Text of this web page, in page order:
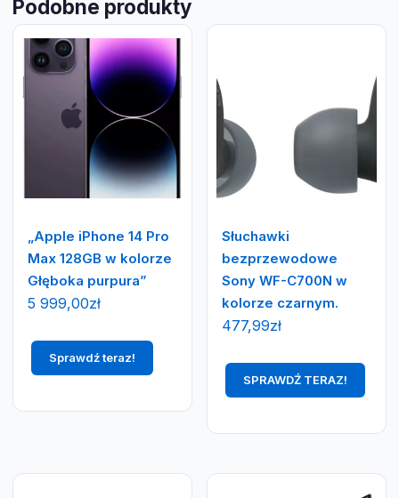
Podobne produkty
„Apple iPhone 14 Pro
Max 128GB w kolorze
Głęboka purpura”
5 999,00zł
Sprawdź teraz!
Słuchawki
bezprzewodowe
Sony WF-C700N w
kolorze czarnym.
477,99zł
SPRAWDŹ TERAZ!